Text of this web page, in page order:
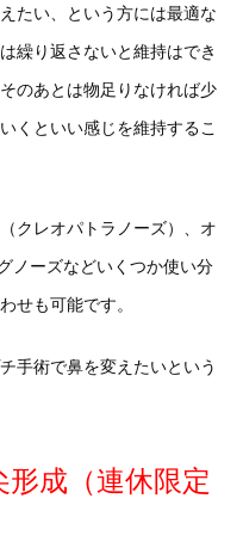
たい、という方には最適な
繰り返さないと維持はでき
のあとは物足りなければ少
くといい感じを維持するこ
クレオパトラノーズ）、オ
ノーズなどいくつか使い分
せも可能です。
手術で鼻を変えたいという
成（連休限定